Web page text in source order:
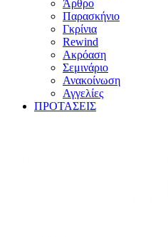
Άρθρο
Παρασκήνιο
Γκρίνια
Rewind
Ακρόαση
Σεμινάριο
Ανακοίνωση
Αγγελίες
ΠΡΟΤΑΣΕΙΣ